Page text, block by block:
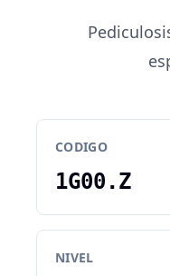
CODIGO
1G00.Z
NIVEL